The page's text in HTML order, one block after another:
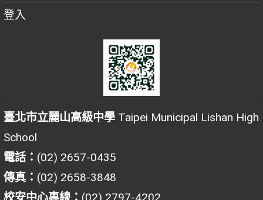
登入
臺北市立麗山高級中學 Taipei Municipal Lishan High
School
電話： (02) 2657-0435
傳真： (02) 2658-3848